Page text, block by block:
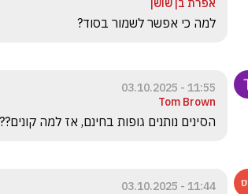
אפרת בן שושן
למה כי אפשר לשמור בסוד?
11:55 - 03.10.2025
Tom Brown
הסינים נותנים גופות בחינם, אז למה
11:44 - 03.10.2025